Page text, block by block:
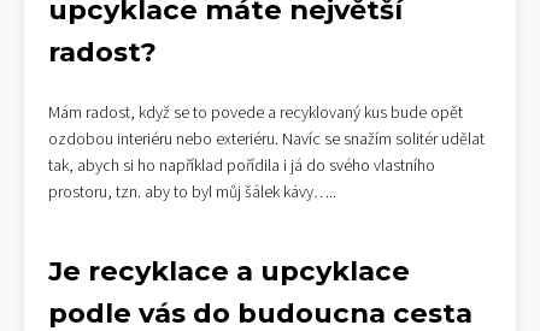
upcyklace máte největší
radost?
Mám radost, když se to povede a recyklovaný kus bude opět
ozdobou interiéru nebo exteriéru. Navíc se snažím solitér udělat
tak, abych si ho například pořídila i já do svého vlastního
prostoru, tzn. aby to byl můj šálek kávy…..
Je recyklace a upcyklace
podle vás do budoucna cesta